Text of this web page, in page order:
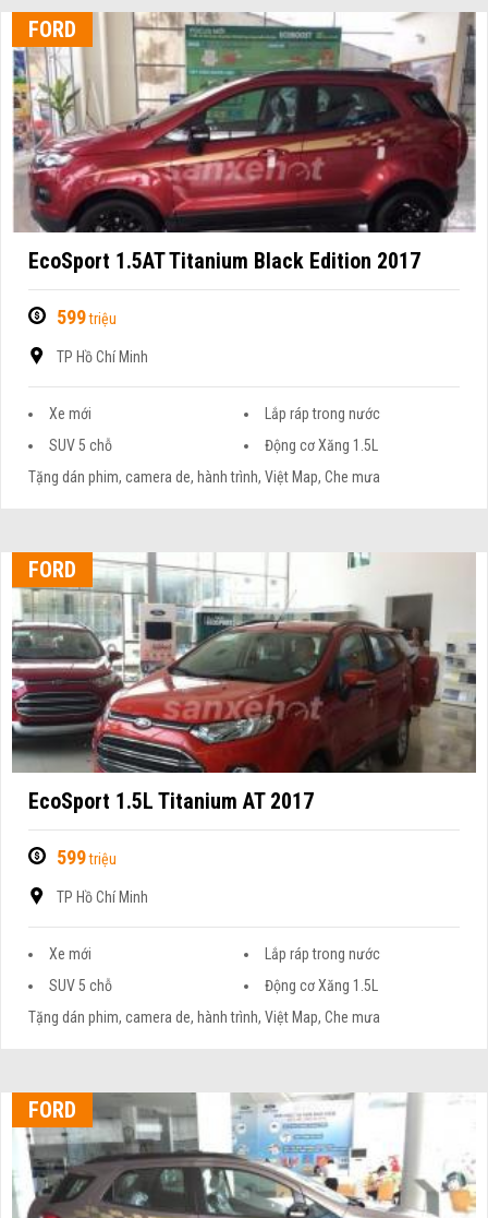
FORD
EcoSport 1.5AT Titanium Black Edition 2017
599triệu
TP Hồ Chí Minh
Xe mới
Lắp ráp trong nước
SUV 5 chỗ
Động cơ Xăng 1.5L
Tặng dán phim, camera de, hành trình, Việt Map, Che mưa
FORD
EcoSport 1.5L Titanium AT 2017
599triệu
TP Hồ Chí Minh
Xe mới
Lắp ráp trong nước
SUV 5 chỗ
Động cơ Xăng 1.5L
Tặng dán phim, camera de, hành trình, Việt Map, Che mưa
FORD